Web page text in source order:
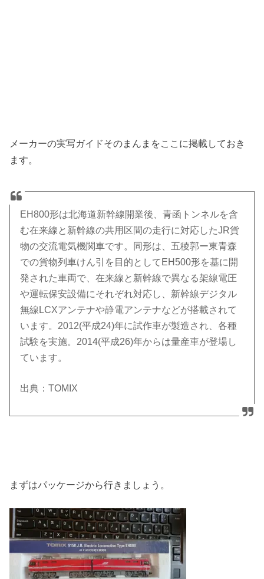
メーカーの実写ガイドそのまんまをここに掲載しておき
ます。
EH800形は北海道新幹線開業後、青函トンネルを含
む在来線と新幹線の共用区間の走行に対応したJR貨
物の交流電気機関車です。同形は、五稜郭ー東青森
での貨物列車けん引を目的としてEH500形を基に開
発された車両で、在来線と新幹線で異なる架線電圧
や運転保安設備にそれぞれ対応し、新幹線デジタル
無線LCXアンテナや静電アンテナなどが搭載されて
います。2012(平成24)年に試作車が製造され、各種
試験を実施。2014(平成26)年からは量産車が登場し
ています。
出典：TOMIX
まずはパッケージから行きましょう。